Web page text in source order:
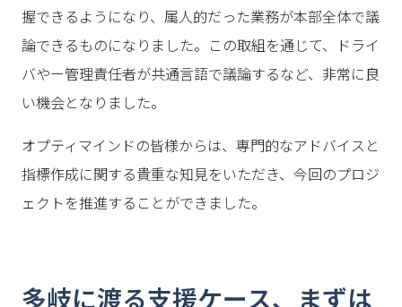
握できるようになり、属人的だった業務が本部全体で議
論できるものになりました。この取組を通じて、ドライ
バやー管理責任者が共通言語で議論するなど、非常に良
い機会となりました。
オプティマインドの皆様からは、専門的なアドバイスと
指標作成に関する貴重な知見をいただき、今回のプロジ
ェクトを推進することができました。
多岐に渡る支援ケース、まずは